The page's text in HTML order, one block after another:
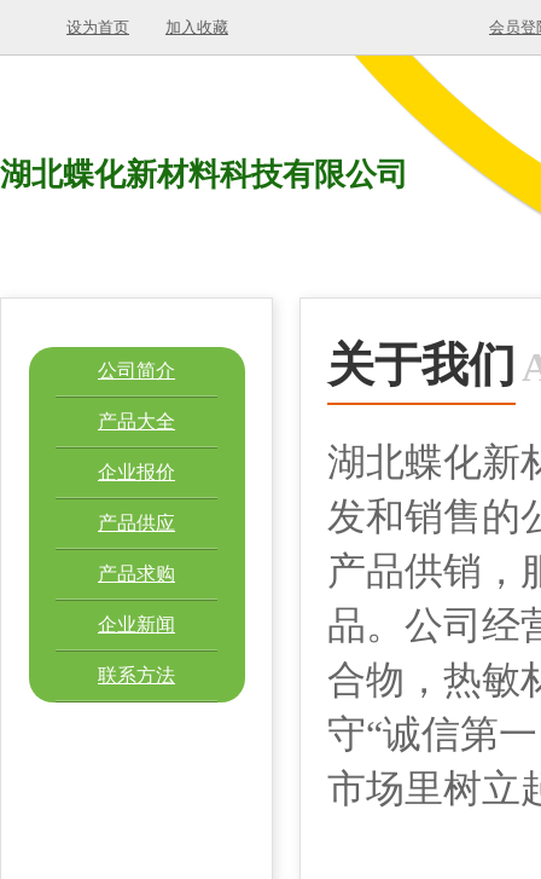
设为首页 加入收藏 会员登
湖北蝶化新材料科技有限公司
公司简介
产品大全
企业报价
产品供应
产品求购
企业新闻
联系方法
关于我们
湖北蝶化新
发和销售的
产品供销，
品。公司经
合物，热敏
守“诚信第
市场里树立